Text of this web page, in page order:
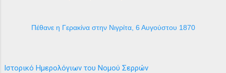
Πέθανε η Γερακίνα στην Νιγρίτα, 6 Αυγούστου 1870
Ιστορικό Ημερολόγιων του Νομού Σερρών